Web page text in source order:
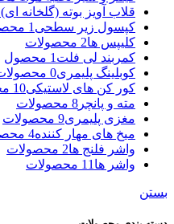
قلاب آویز بوته (گلخانه ای)
کپسول زیر سطحی 1 محصول
کلیپس ها2 محصولات
کمربند لی فلت 1 محصول
کوبلینگ پلیمری0 محصولات
کور کن های لاستیکی10 محصولات
مته و پانچر 8 محصولات
مغزی پلیمری9 محصولات
میخ های مهار کننده4 محصولات
واشر فلنج ها2 محصولات
واشر ها 11 محصولات
بستن